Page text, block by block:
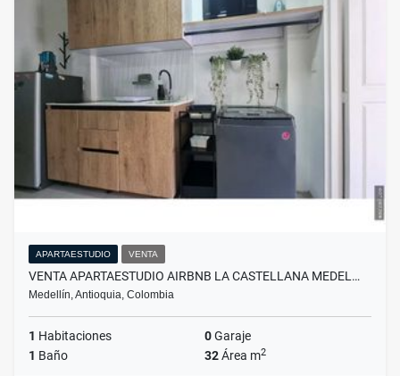
APARTAESTUDIO VENTA
VENTA APARTAESTUDIO AIRBNB LA CASTELLANA MEDEL…
Medellín, Antioquia, Colombia
1 Habitaciones 0Garaje
1 Baño 32Área m2